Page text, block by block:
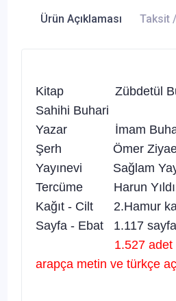
Ürün Açıklaması Taksit
Kitap Zübdetül
Sahihi Buhari
Yazar İmam
Şerh Ömer
Yayınevi Sağlam
Tercüme Harun
Kağıt - Cilt 2.Hamur
Sayfa - Ebat 1.117
1.527
arapça metin ve türkçe